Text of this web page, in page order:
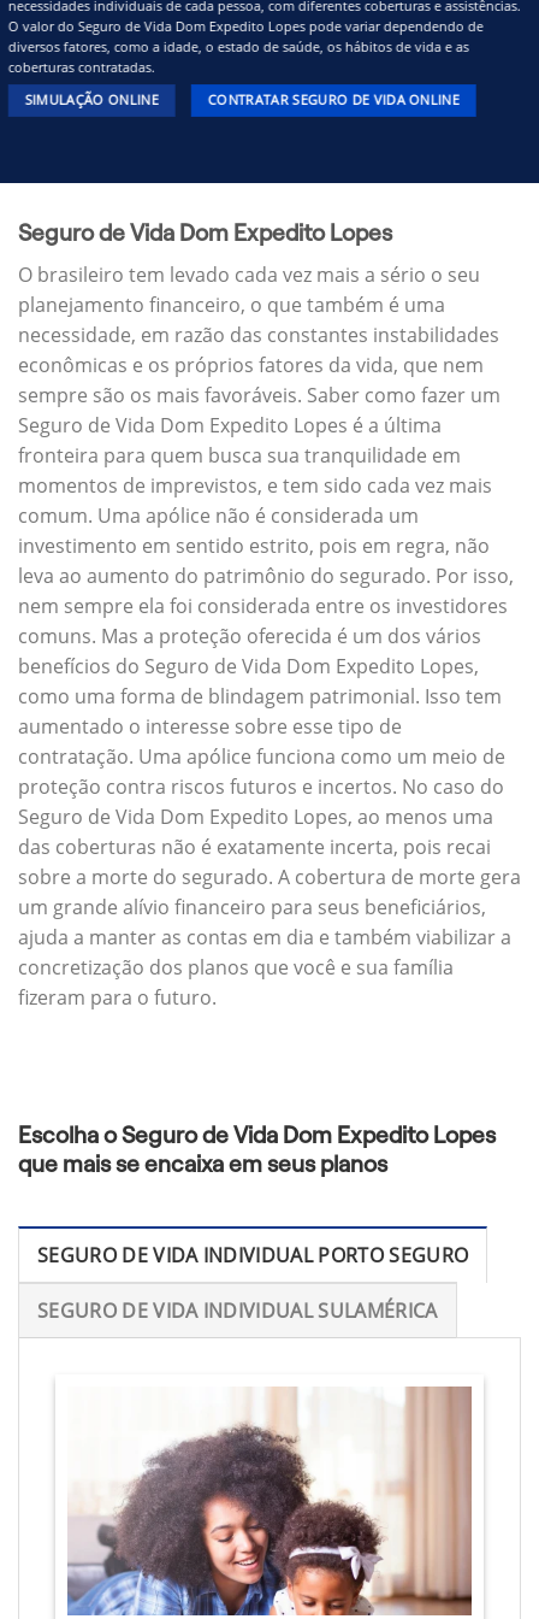
necessidades individuais de cada pessoa, com diferentes coberturas e assistências.
O valor do Seguro de Vida Dom Expedito Lopes pode variar dependendo de
diversos fatores, como a idade, o estado de saúde, os hábitos de vida e as
coberturas contratadas.
SIMULAÇÃO ONLINE CONTRATAR SEGURO DE VIDA ONLINE
Seguro de Vida Dom Expedito Lopes
O brasileiro tem levado cada vez mais a sério o seu
planejamento financeiro, o que também é uma
necessidade, em razão das constantes instabilidades
econômicas e os próprios fatores da vida, que nem
sempre são os mais favoráveis. Saber como fazer um
Seguro de Vida Dom Expedito Lopes é a última
fronteira para quem busca sua tranquilidade em
momentos de imprevistos, e tem sido cada vez mais
comum. Uma apólice não é considerada um
investimento em sentido estrito, pois em regra, não
leva ao aumento do patrimônio do segurado. Por isso,
nem sempre ela foi considerada entre os investidores
comuns. Mas a proteção oferecida é um dos vários
benefícios do Seguro de Vida Dom Expedito Lopes,
como uma forma de blindagem patrimonial. Isso tem
aumentado o interesse sobre esse tipo de
contratação. Uma apólice funciona como um meio de
proteção contra riscos futuros e incertos. No caso do
Seguro de Vida Dom Expedito Lopes, ao menos uma
das coberturas não é exatamente incerta, pois recai
sobre a morte do segurado. A cobertura de morte gera
um grande alívio financeiro para seus beneficiários,
ajuda a manter as contas em dia e também viabilizar a
concretização dos planos que você e sua família
fizeram para o futuro.
Escolha o Seguro de Vida Dom Expedito Lopes
que mais se encaixa em seus planos
SEGURO DE VIDA INDIVIDUAL PORTO SEGURO
SEGURO DE VIDA INDIVIDUAL SULAMÉRICA